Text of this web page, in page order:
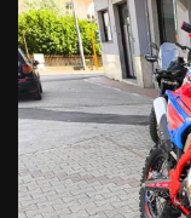
equipaggiate di
intercambiabili, più
spostamenti del
Corona con anima in
ZF SPROCKETS:
il mix perfetto che
Sella racing dedicata:
portadocumenti, per il
Grafiche racing: per